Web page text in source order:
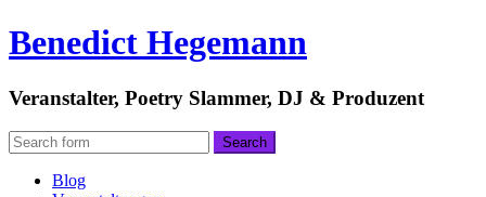
Benedict Hegemann
Veranstalter, Poetry Slammer, DJ & Produzent
Blog